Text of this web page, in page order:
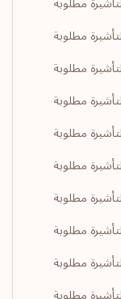
مطلوبة
مطلوبة
مطلوبة
مطلوبة
مطلوبة
مطلوبة
مطلوبة
مطلوبة